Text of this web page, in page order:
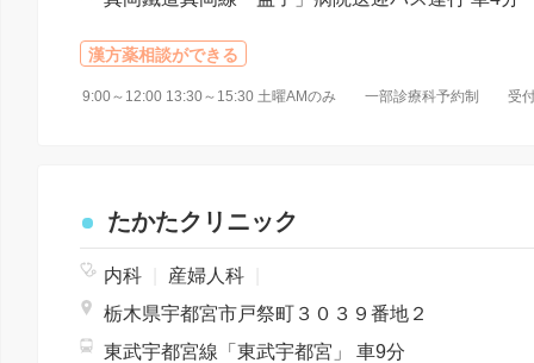
漢方薬相談ができる
たかたクリニック
内科 産婦人科
栃木県宇都宮市戸祭町３０３９番地２
東武宇都宮線「東武宇都宮」 車9分